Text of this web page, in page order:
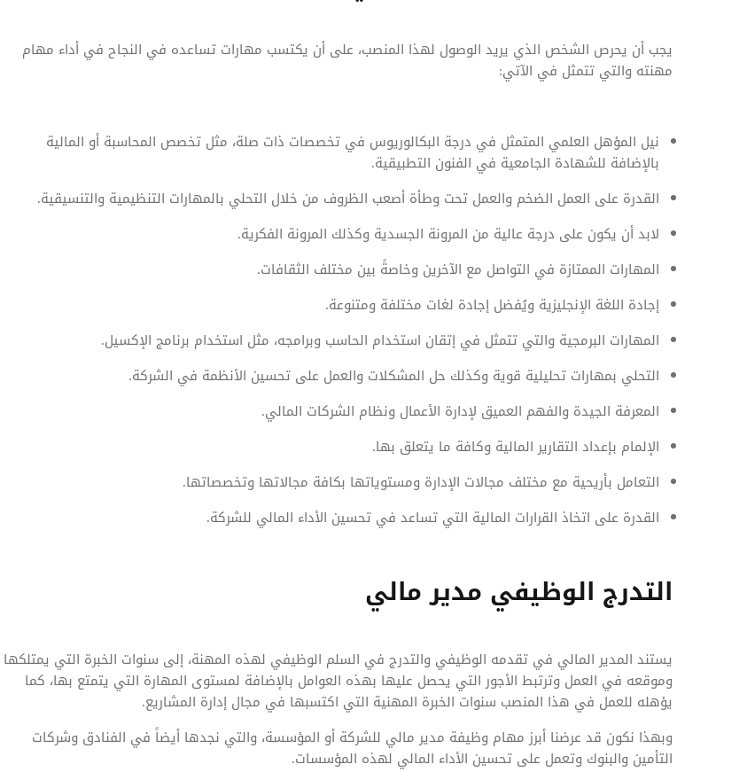
يجب أن يحرص الشخص الذي يريد الوصول لهذا المنصب، على أن يكتسب مهارات تساعده في النجاح في أداء مهام
مهنته والتي تتمثل في الآتي:
نيل المؤهل العلمي المتمثل في درجة البكالوريوس في تخصصات ذات صلة، مثل تخصص المحاسبة أو المالية
بالإضافة للشهادة الجامعية في الفنون التطبيقية.
القدرة على العمل الضخم والعمل تحت وطأة أصعب الظروف من خلال التحلي بالمهارات التنظيمية والتنسيقية.
لابد أن يكون على درجة عالية من المرونة الجسدية وكذلك المرونة الفكرية.
المهارات الممتازة في التواصل مع الآخرين وخاصةً بين مختلف الثقافات.
إجادة اللغة الإنجليزية ويُفضل إجادة لغات مختلفة ومتنوعة.
المهارات البرمجية والتي تتمثل في إتقان استخدام الحاسب وبرامجه، مثل استخدام برنامج الإكسيل.
التحلي بمهارات تحليلية قوية وكذلك حل المشكلات والعمل على تحسين الأنظمة في الشركة.
المعرفة الجيدة والفهم العميق لإدارة الأعمال ونظام الشركات المالي.
الإلمام بإعداد التقارير المالية وكافة ما يتعلق بها.
التعامل بأريحية مع مختلف مجالات الإدارة ومستوياتها بكافة مجالاتها وتخصصاتها.
القدرة على اتخاذ القرارات المالية التي تساعد في تحسين الأداء المالي للشركة.
التدرج الوظيفي مدير مالي
يستند المدير المالي في تقدمه الوظيفي والتدرج في السلم الوظيفي لهذه المهنة، إلى سنوات الخبرة التي يمتلكها
وموقعه في العمل وترتبط الأجور التي يحصل عليها بهذه العوامل بالإضافة لمستوى المهارة التي يتمتع بها، كما
يؤهله للعمل في هذا المنصب سنوات الخبرة المهنية التي اكتسبها في مجال إدارة المشاريع.
وبهذا نكون قد عرضنا أبرز مهام وظيفة مدير مالي للشركة أو المؤسسة، والتي نجدها أيضاً في الفنادق وشركات
التأمين والبنوك وتعمل على تحسين الأداء المالي لهذه المؤسسات.